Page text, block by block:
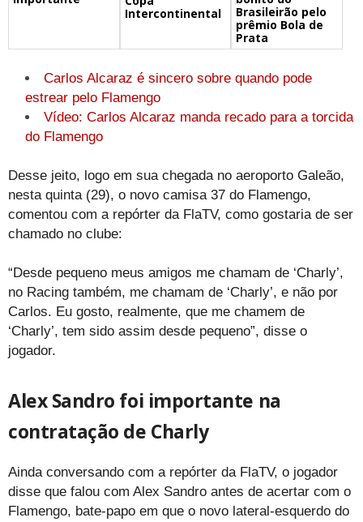
Intercontinental
Brasileirão pelo
prêmio Bola de
Prata
Carlos Alcaraz é sincero sobre quando pode
estrear pelo Flamengo
Vídeo: Carlos Alcaraz manda recado para a torcida
do Flamengo
Desse jeito, logo em sua chegada no aeroporto Galeão,
nesta quinta (29), o novo camisa 37 do Flamengo,
comentou com a repórter da FlaTV, como gostaria de ser
chamado no clube:
“Desde pequeno meus amigos me chamam de ‘Charly’,
no Racing também, me chamam de ‘Charly’, e não por
Carlos. Eu gosto, realmente, que me chamem de
‘Charly’, tem sido assim desde pequeno”, disse o
jogador.
Alex Sandro foi importante na
contratação de Charly
Ainda conversando com a repórter da FlaTV, o jogador
disse que falou com Alex Sandro antes de acertar com o
Flamengo, bate-papo em que o novo lateral-esquerdo do